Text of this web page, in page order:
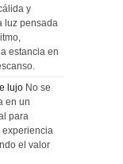
y
luz pensada
estancia en
lujo No se
en un
para
experiencia
el valor